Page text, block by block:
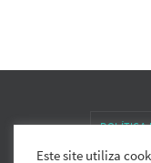
POLÍTICA
Este site utiliza